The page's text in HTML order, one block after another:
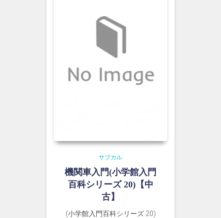
サブカル
機関車入門(小学館入門
百科シリーズ 20)【中
古】
(小学館入門百科シリーズ 20)